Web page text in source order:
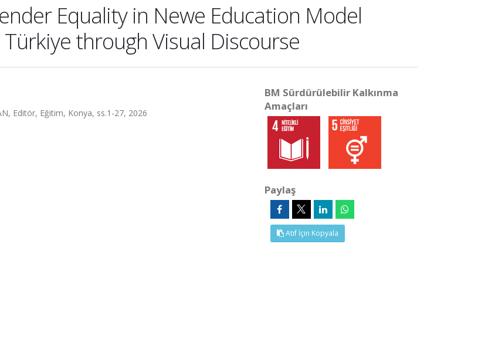
Equality in Newe Education Model
through Visual Discourse
Editör, Eğitim, Konya, ss.1-27, 2026
BM Sürdürülebilir Kalkınma
Amaçları
Paylaş
Atıf İçin Kopyala